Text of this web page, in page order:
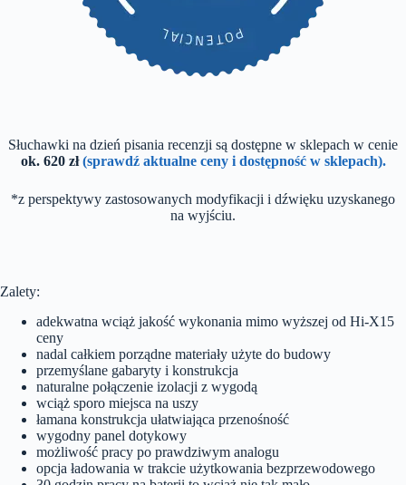
Słuchawki na dzień pisania recenzji są dostępne w sklepach w cenie
ok. 620 zł (sprawdź aktualne ceny i dostępność w sklepach).
*z perspektywy zastosowanych modyfikacji i dźwięku uzyskanego
na wyjściu.
Zalety:
adekwatna wciąż jakość wykonania mimo wyższej od Hi-X15
ceny
nadal całkiem porządne materiały użyte do budowy
przemyślane gabaryty i konstrukcja
naturalne połączenie izolacji z wygodą
wciąż sporo miejsca na uszy
łamana konstrukcja ułatwiająca przenośność
wygodny panel dotykowy
możliwość pracy po prawdziwym analogu
opcja ładowania w trakcie użytkowania bezprzewodowego